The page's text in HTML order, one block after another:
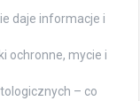
daje informacje i
ochronne, mycie i
– co